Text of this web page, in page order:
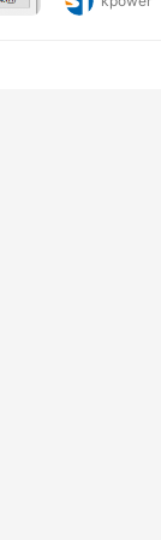
即可远程